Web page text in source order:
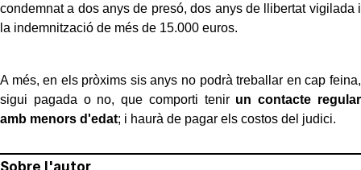
condemnat a dos anys de presó, dos anys de llibertat vigilada i
la indemnització de més de 15.000 euros.
A més, en els pròxims sis anys no podrà treballar en cap feina,
sigui pagada o no, que comporti tenir un contacte regular
amb menors d'edat; i haurà de pagar els costos del judici.
Sobre l'autor